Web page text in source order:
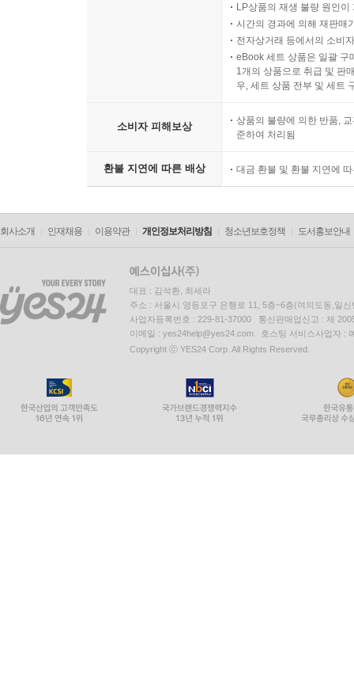
LP상품의 재생 불량 원인
시간의 경과에 의해 재판매
전자상거래 등에서의 소비
eBook 세트 상품은 일괄 구
1개의 상품으로 취급 및 판
우, 세트 상품 전부 및 세트
소비자 피해보상
상품의 불량에 의한 반품,
준하여 처리됨
환불 지연에 따른 배상 대금 환불 및 환불 지연에
회사소개 인재채용 이용약관 개인정보처리방침 청소년보호정책 도서홍보안내
대표 : 김석환, 최세라
주소 : 서울시 영등포구 은행로 11, 5층~6층(여의도동,일신
사업자등록번호 : 229-81-37000 통신판매업신고 : 제
이메일 : yes24help@yes24.com 호스팅 서비스사업자 :
Copyright ⓒ YES24 Corp. All Rights Reserved.